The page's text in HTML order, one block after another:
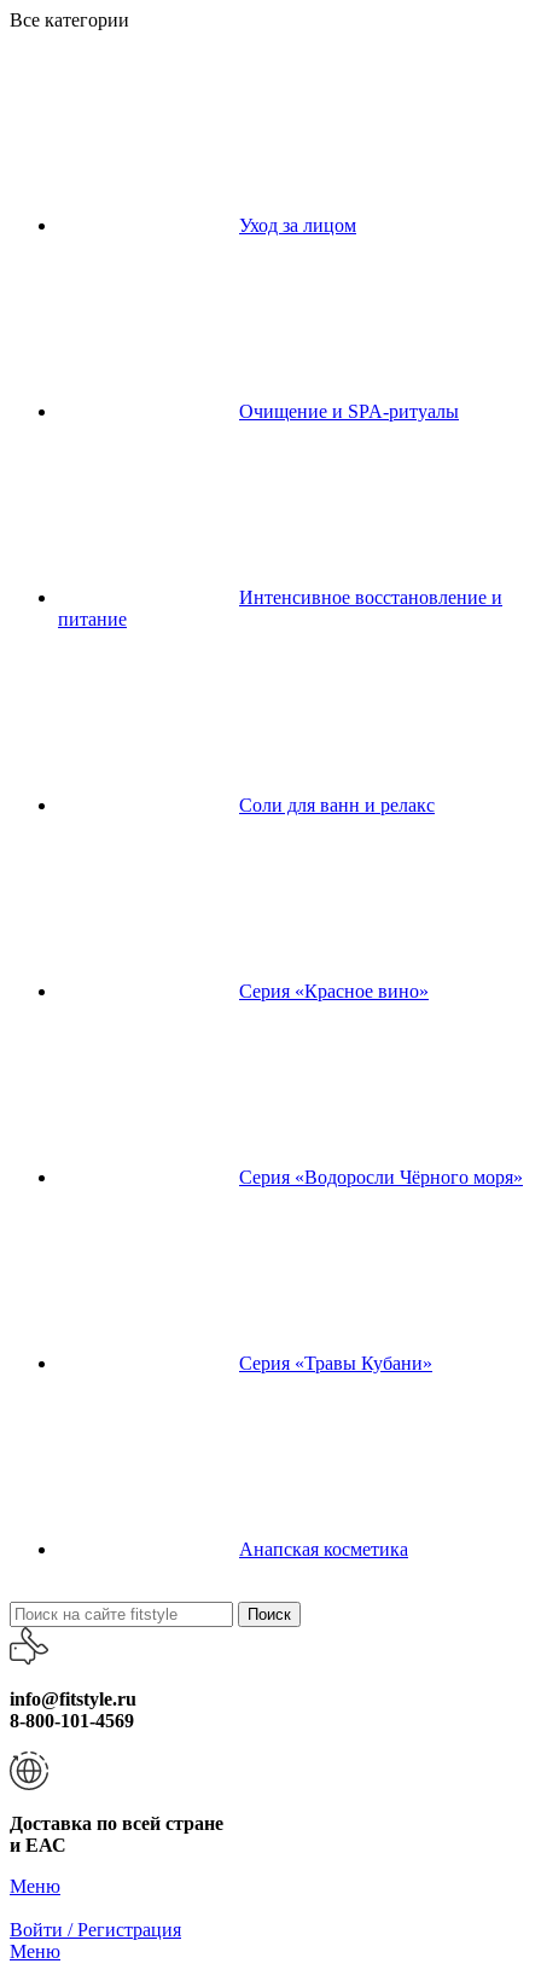
Все категории
Уход за лицом
Очищение и SPA-ритуалы
Интенсивное восстановление и
питание
Соли для ванн и релакс
Серия «Красное вино»
Серия «Водоросли Чёрного моря»
Серия «Травы Кубани»
Анапская косметика
Поиск
info@fitstyle.ru
8-800-101-4569
Доставка по всей стране
и ЕАС
Меню
Войти / Регистрация
Меню